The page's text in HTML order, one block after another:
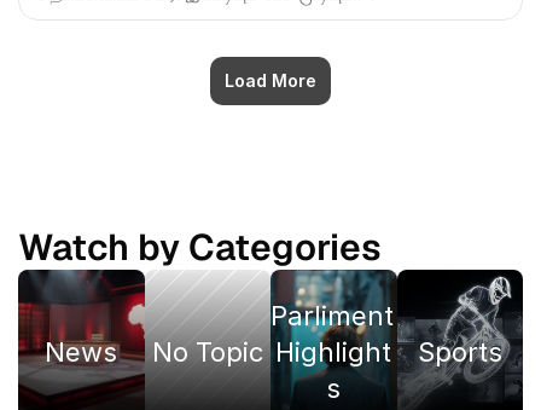
Load More
Watch by Categories
News No Topic
Parliment
Highlight
s
Sports